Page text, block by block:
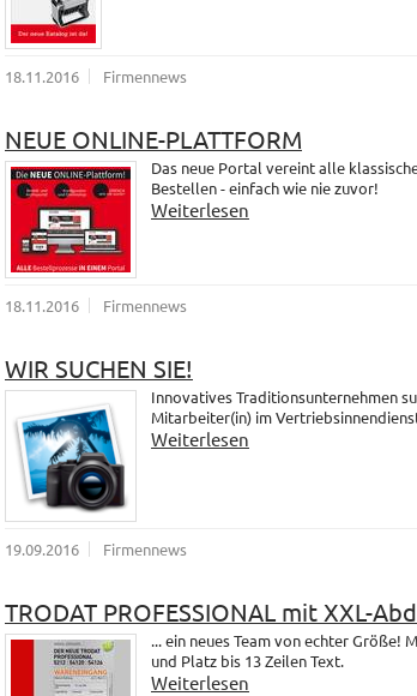
18.11.2016 Firmennews
NEUE ONLINE-PLATTFORM
Das neue Portal vereint alle
Bestellen - einfach wie nie zuvor!
Weiterlesen
18.11.2016 Firmennews
WIR SUCHEN SIE!
Innovatives Traditionsunternehmen
Mitarbeiter(in) im
Weiterlesen
19.09.2016 Firmennews
TRODAT PROFESSIONAL mit XXL-
... ein neues Team von echter
und Platz bis 13 Zeilen Text.
Weiterlesen